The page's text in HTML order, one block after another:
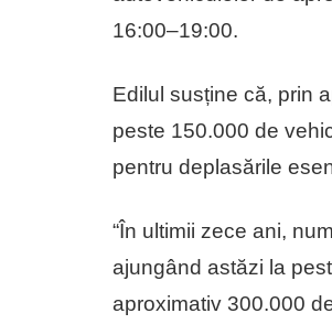
16:00–19:00.
Edilul susține că, prin
peste 150.000 de
pentru deplasările
“În ultimii zece ani,
ajungând astăzi la
aproximativ 300.000